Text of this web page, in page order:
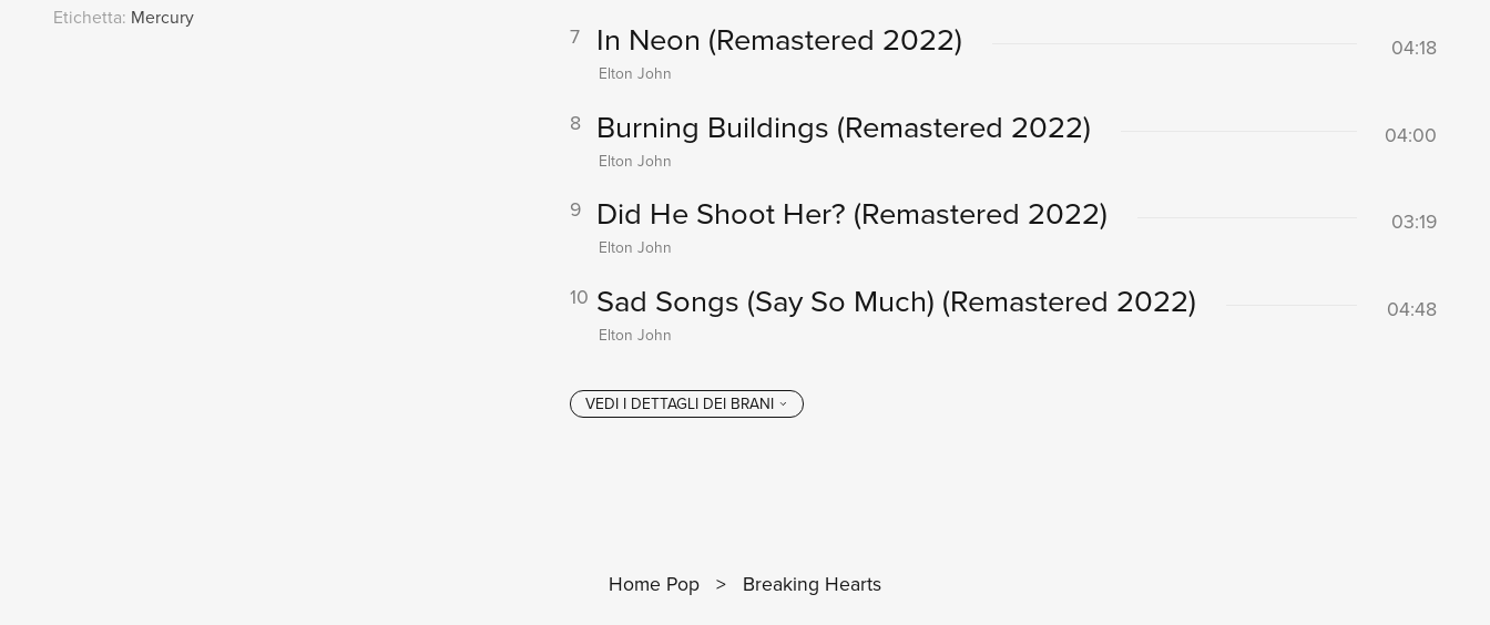
Etichetta: Mercury
7 In Neon (Remastered 2022) 04:18
Elton John
8 Burning Buildings (Remastered 2022) 04:00
Elton John
9 Did He Shoot Her? (Remastered 2022) 03:19
Elton John
10 Sad Songs (Say So Much) (Remastered 2022) 04:48
Elton John
Home Pop > Breaking Hearts